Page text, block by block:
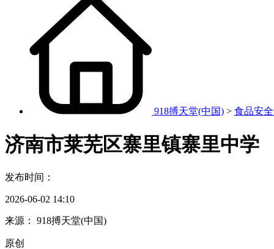
918搏天堂(中国) > 食品安
济南市莱芜区寨里镇寨里中学
发布时间：
2026-06-02 14:10
来源： 918搏天堂(中国)
原创